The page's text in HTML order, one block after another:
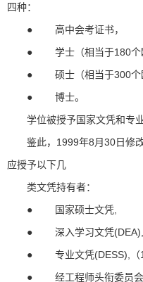
四种：
● 高中会考证书，
● 学士（相当于180个欧
● 硕士（相当于300个欧
● 博士。
学位被授予国家文凭和专业
鉴此，1999年8月30日修改
应授予以下几
类文凭持有者：
● 国家硕士文凭,
● 深入学习文凭(DEA),（
● 专业文凭(DESS),（
● 经工程师头衔委员会（